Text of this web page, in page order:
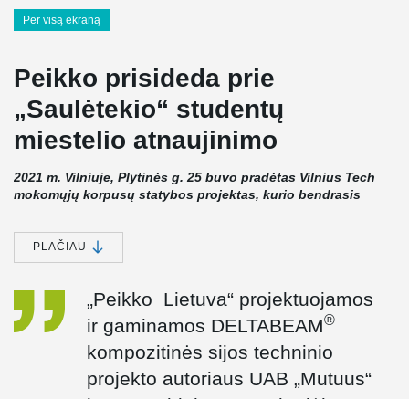
Per visą ekraną
Peikko prisideda prie
„Saulėtekio“ studentų
miestelio atnaujinimo
2021 m. Vilniuje, Plytinės g. 25 buvo pradėtas Vilnius Tech
mokomųjų korpusų statybos projektas, kurio bendrasis
aplinką tausojančios medžiagos bei įrengtos energiją
taupančios inžinerinės sistemos. Investicijos siekia 15,9 mln.
eurų, projektą dalinai finansuoja ES fondų investicijų
mokomųjų korpusų pastatus bus perkelti Vilnius Tech
elektronikos, mechanikos ir transporto inžinerijos fakultetų
padaliniai.
„Peikko Lietuva“ konstruktorė Asta Puzinovienė, projektavusi
PLAČIAU
„Peikko Lietuva“ projektuojamos
ir gaminamos DELTABEAM®
kompozitinės sijos techninio
projekto autoriaus UAB „Mutuus“